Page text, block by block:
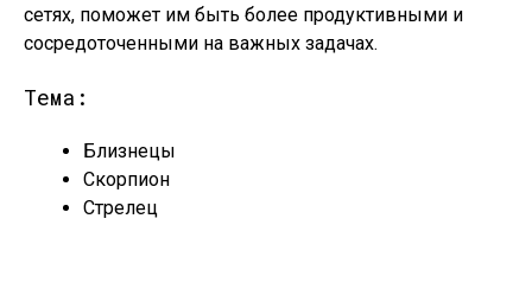
сетях, поможет им быть более продуктивными и
сосредоточенными на важных задачах.
Тема:
Близнецы
Скорпион
Стрелец